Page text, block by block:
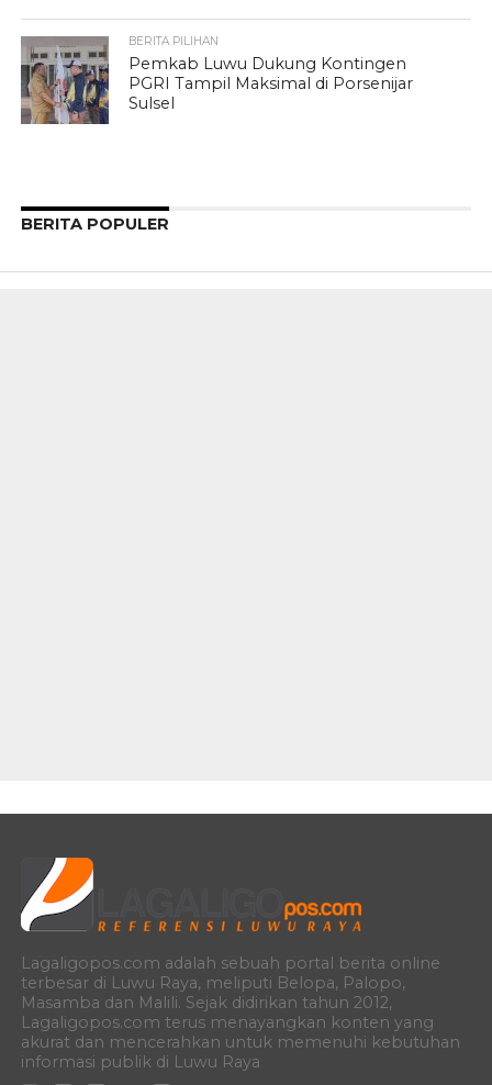
BERITA PILIHAN
Pemkab Luwu Dukung Kontingen
PGRI Tampil Maksimal di Porsenijar
Sulsel
BERITA POPULER
Lagaligopos.com adalah sebuah portal berita online
terbesar di Luwu Raya, meliputi Belopa, Palopo,
Masamba dan Malili. Sejak didirikan tahun 2012,
Lagaligopos.com terus menayangkan konten yang
akurat dan mencerahkan untuk memenuhi kebutuhan
informasi publik di Luwu Raya